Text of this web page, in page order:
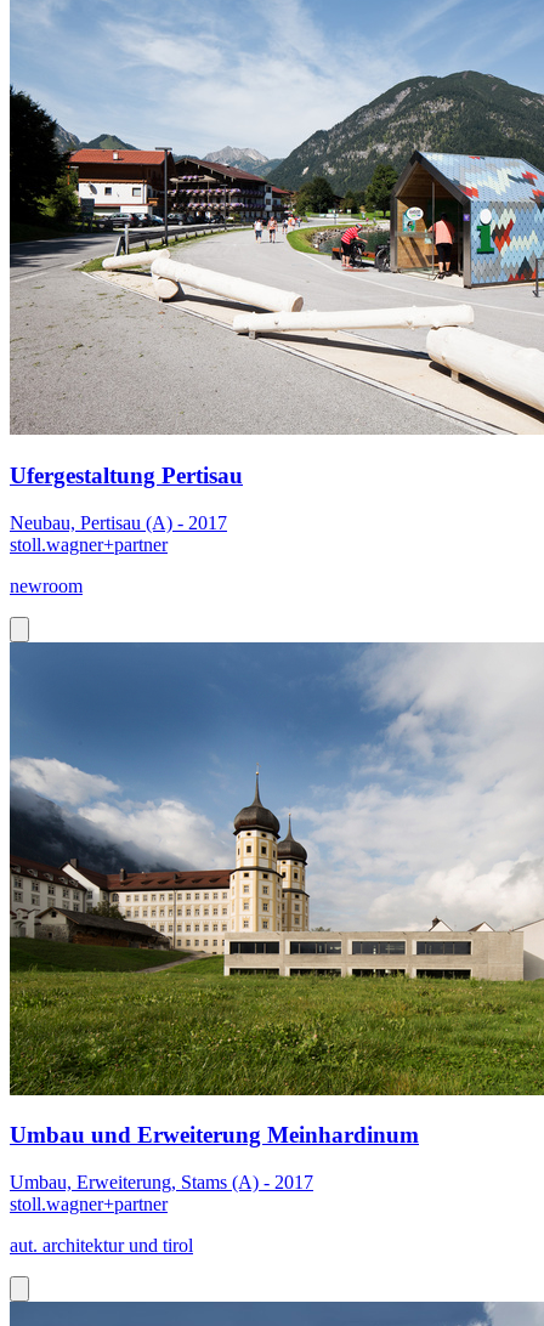
Ufergestaltung Pertisau
Neubau, Pertisau (A) - 2017
stoll.wagner+partner
newroom
Umbau und Erweiterung Meinhardinum
Umbau, Erweiterung, Stams (A) - 2017
stoll.wagner+partner
aut. architektur und tirol